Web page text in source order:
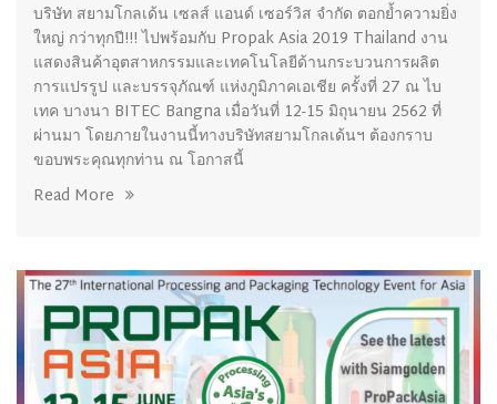
บริษัท สยามโกลเด้น เซลส์ แอนด์ เซอร์วิส จำกัด ตอกย้ำความยิ่ง
ใหญ่ กว่าทุกปี!!! ไปพร้อมกับ Propak Asia 2019 Thailand งาน
แสดงสินค้าอุตสาหกรรมและเทคโนโลยีด้านกระบวนการผลิต
การแปรรูป และบรรจุภัณฑ์ แห่งภูมิภาคเอเชีย ครั้งที่ 27 ณ ไบ
เทค บางนา BITEC Bangna เมื่อวันที่ 12-15 มิถุนายน 2562 ที่
ผ่านมา โดยภายในงานนี้ทางบริษัทสยามโกลเด้นฯ ต้องกราบ
ขอบพระคุณทุกท่าน ณ โอกาสนี้
Read More